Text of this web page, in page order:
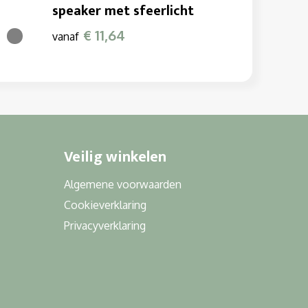
speaker met sfeerlicht
vanaf € 11,64
Veilig winkelen
Algemene voorwaarden
Cookieverklaring
Privacyverklaring